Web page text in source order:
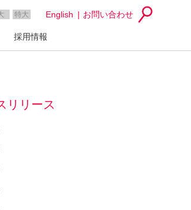
特大 English お問い合わせ
採用情報
リリース